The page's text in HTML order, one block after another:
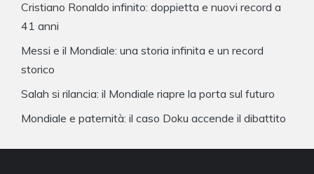
Cristiano Ronaldo infinito: doppietta e nuovi record a
41 anni
Messi e il Mondiale: una storia infinita e un record
storico
Salah si rilancia: il Mondiale riapre la porta sul futuro
Mondiale e paternità: il caso Doku accende il dibattito